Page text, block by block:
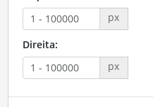
px
Direita:
px